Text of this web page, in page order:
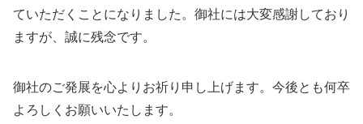
ていただくことになりました。御社には大変感謝しており
ますが、誠に残念です。
御社のご発展を心よりお祈り申し上げます。今後とも何卒
よろしくお願いいたします。